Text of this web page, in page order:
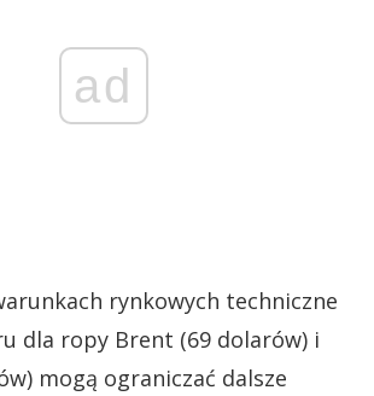
ad
rynkowych techniczne
dla ropy Brent (69 dolarów) i
mogą ograniczać dalsze